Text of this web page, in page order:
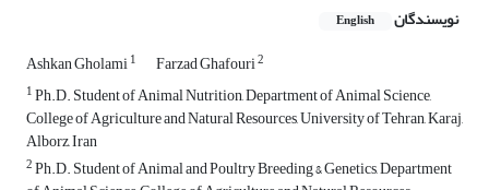
نویسندگان English
Ashkan Gholami1 Farzad Ghafouri2
1Ph.D. Student of Animal Nutrition, Department of Animal Science,
College of Agriculture and Natural Resources, University of Tehran, Karaj,
Alborz, Iran
2Ph.D. Student of Animal and Poultry Breeding & Genetics, Department